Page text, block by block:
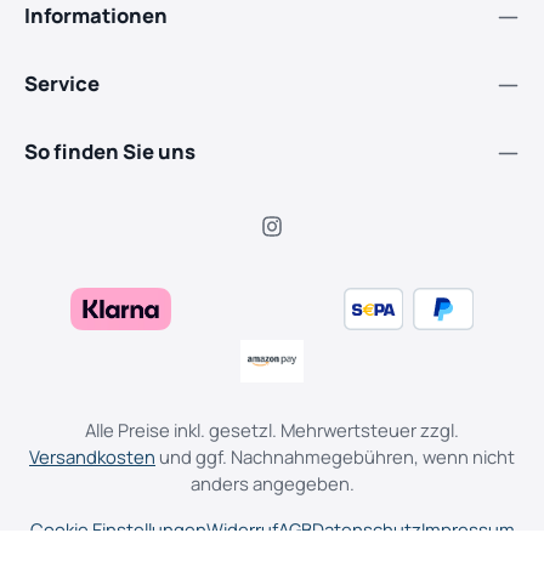
Informationen
Service
So finden Sie uns
Alle Preise inkl. gesetzl. Mehrwertsteuer zzgl.
Versandkosten und ggf. Nachnahmegebühren, wenn nicht
anders angegeben.
Cookie EinstellungenWiderrufAGBDatenschutzImpressum